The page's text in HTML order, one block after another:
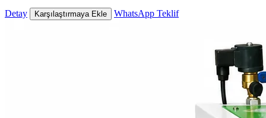
Detay Karşılaştırmaya Ekle WhatsApp Teklif